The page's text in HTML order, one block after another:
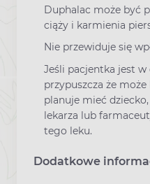
Duphalac może być
ciąży i karmienia
Nie przewiduje się
Jeśli pacjentka jest
przypuszcza że
planuje mieć
lekarza lub
tego leku.
Dodatkowe